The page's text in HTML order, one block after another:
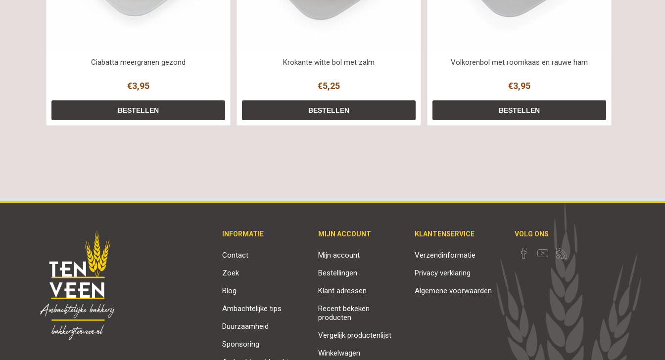
Ciabatta meergranen gezond
€3,95
Krokante witte bol met zalm
€5,25
Volkorenbol met roomkaas en rauwe ham
€3,95
INFORMATIE
Contact
Zoek
Blog
Ambachtelijke tips
Duurzaamheid
Sponsoring
MIJN ACCOUNT
Mijn account
Bestellingen
Klant adressen
Recent bekeken
producten
Vergelijk productenlijst
Winkelwagen
KLANTENSERVICE
Verzendinformatie
Privacy verklaring
Algemene voorwaarden
VOLG ONS